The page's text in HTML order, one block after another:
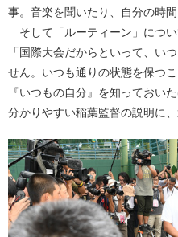
事。音楽を聞いたり、自分の時
そして「ルーティーン」につい
「国際大会だからといって、い
せん。いつも通りの状態を保つ
『いつもの自分』を知っておいた
分かりやすい稲葉監督の説明に